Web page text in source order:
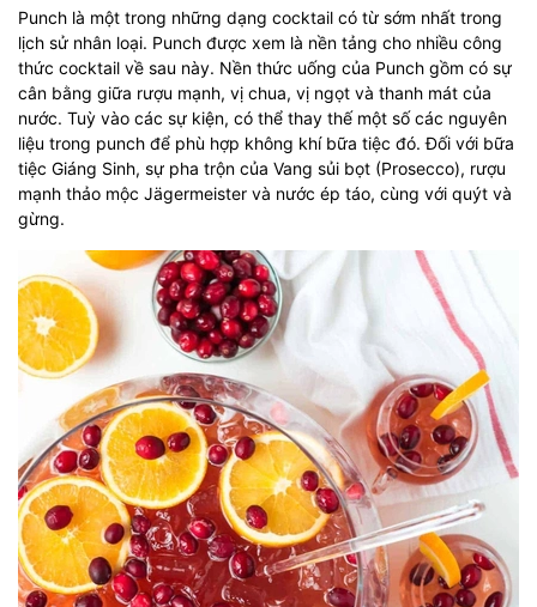
Punch là một trong những dạng cocktail có từ sớm nhất trong
lịch sử nhân loại. Punch được xem là nền tảng cho nhiều công
thức cocktail về sau này. Nền thức uống của Punch gồm có sự
cân bằng giữa rượu mạnh, vị chua, vị ngọt và thanh mát của
nước. Tuỳ vào các sự kiện, có thể thay thế một số các nguyên
liệu trong punch để phù hợp không khí bữa tiệc đó. Đối với bữa
tiệc Giáng Sinh, sự pha trộn của Vang sủi bọt (Prosecco), rượu
mạnh thảo mộc Jägermeister và nước ép táo, cùng với quýt và
gừng.